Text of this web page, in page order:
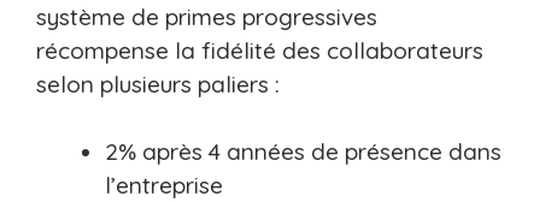
système de primes progressives
récompense la fidélité des collaborateurs
selon plusieurs paliers :
2% après 4 années de présence dans
l’entreprise